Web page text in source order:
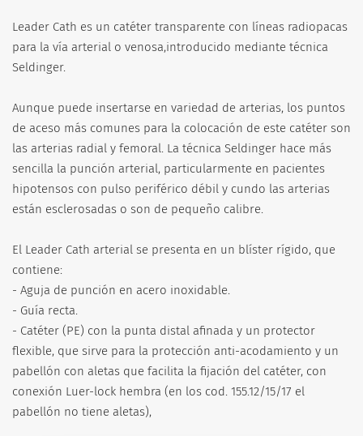
Leader Cath es un catéter transparente con líneas radiopacas
para la vía arterial o venosa,introducido mediante técnica
Seldinger.
Aunque puede insertarse en variedad de arterias, los puntos
de aceso más comunes para la colocación de este catéter son
las arterias radial y femoral. La técnica Seldinger hace más
sencilla la punción arterial, particularmente en pacientes
hipotensos con pulso periférico débil y cundo las arterias
están esclerosadas o son de pequeño calibre.
El Leader Cath arterial se presenta en un blíster rígido, que
contiene:
- Aguja de punción en acero inoxidable.
- Guía recta.
- Catéter (PE) con la punta distal afinada y un protector
flexible, que sirve para la protección anti-acodamiento y un
pabellón con aletas que facilita la fijación del catéter, con
conexión Luer-lock hembra (en los cod. 155.12/15/17 el
pabellón no tiene aletas),